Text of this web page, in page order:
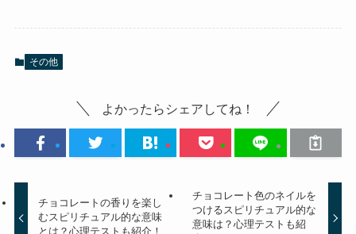
その他
よかったらシェアしてね！
チョコレートの香りを楽し
むスピリチュアル的な意味
とは？心理テストも紹介！
チョコレート色のネイルを
つけるスピリチュアル的な
意味は？心理テストも紹